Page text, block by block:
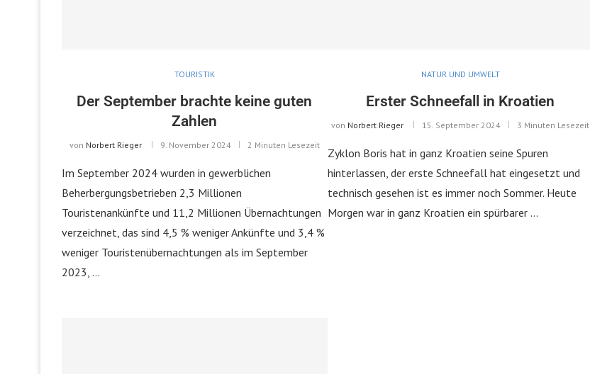
TOURISTIK
Der September brachte keine guten
Zahlen
von Norbert Rieger 9. November 2024 2 Minuten Lesezeit
Im September 2024 wurden in gewerblichen
Beherbergungsbetrieben 2,3 Millionen
Touristenankünfte und 11,2 Millionen Übernachtungen
verzeichnet, das sind 4,5 % weniger Ankünfte und 3,4 %
weniger Touristenübernachtungen als im September
2023, …
NATUR UND UMWELT
Erster Schneefall in Kroatien
von Norbert Rieger 15. September 2024 3 Minuten Lesezeit
Zyklon Boris hat in ganz Kroatien seine Spuren
hinterlassen, der erste Schneefall hat eingesetzt und
technisch gesehen ist es immer noch Sommer. Heute
Morgen war in ganz Kroatien ein spürbarer …